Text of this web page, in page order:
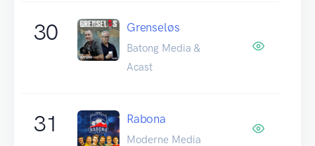
30 Grenseløs
Batong Media &
Acast
31 Rabona
Moderne Media